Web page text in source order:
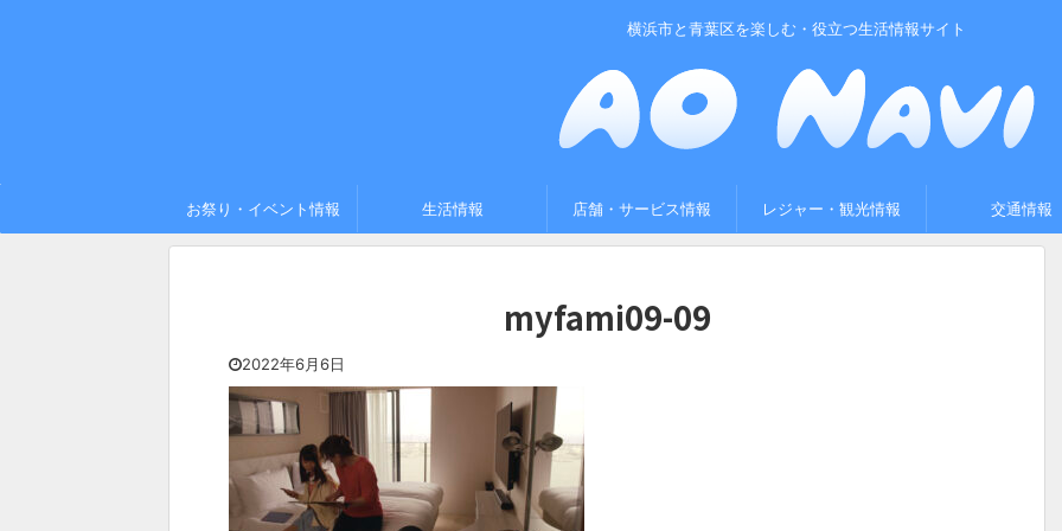
横浜市と青葉区を楽しむ・役立つ生活情報サイト
お祭り・イベント情報 生活情報 店舗・サービス情報 レジャー・観光情報 交通情報
myfami09-09
2022年6月6日